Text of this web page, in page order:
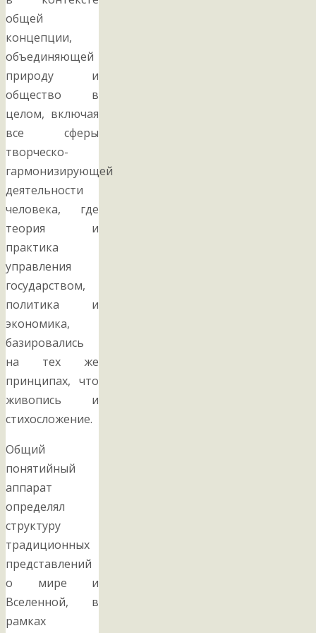
общей
концепции,
объединяющей
природу и
общество в
целом, включая
все сферы
творческо-
гармонизирующей
деятельности
человека, где
теория и
практика
управления
государством,
политика и
экономика,
базировались
на тех же
принципах, что
живопись и
стихосложение.
Общий
понятийный
аппарат
определял
структуру
традиционных
представлений
о мире и
Вселенной, в
рамках